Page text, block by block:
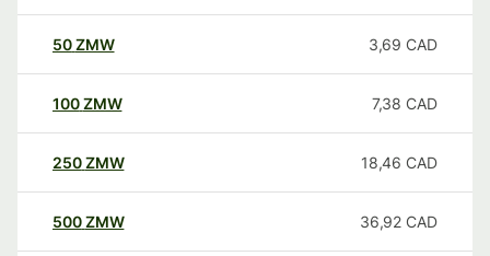
50ZMW 3,69 CAD
100ZMW 7,38 CAD
250ZMW 18,46 CAD
500ZMW 36,92 CAD